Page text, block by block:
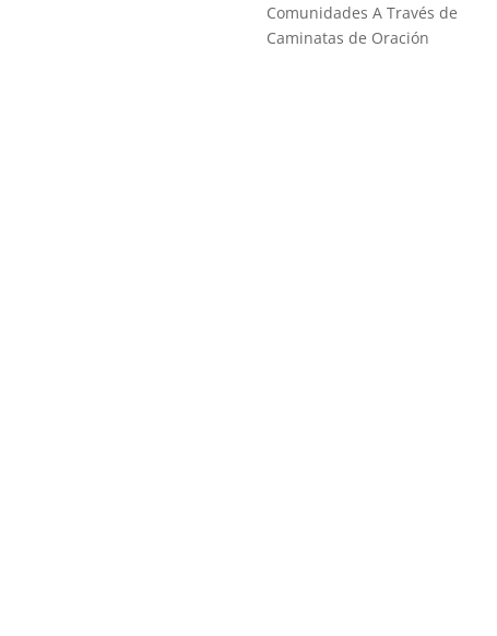
Comunidades A Través de
Caminatas de Oración